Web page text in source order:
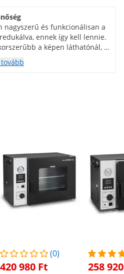
nagyszerű és funkcionálisan a
ennek így kell lennie.
a képen láthatónál, a
továbbra is
az időszámlálás nem
(0)
420 980 Ft 258